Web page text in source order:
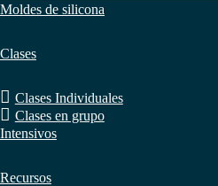
Moldes de silicona
Clases
Clases Individuales
Clases en grupo
Intensivos
Recursos